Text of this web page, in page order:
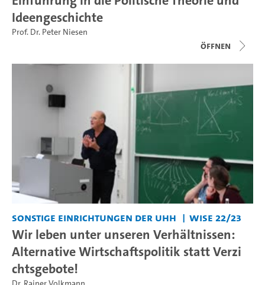
Ideengeschichte
Prof. Dr. Peter Niesen
Öffnen
Sonstige Einrichtungen der UHH WiSe 22/23
Wir leben unter unseren Verhältnissen:
Alternative Wirtschaftspolitik statt Verzi
chtsgebote!